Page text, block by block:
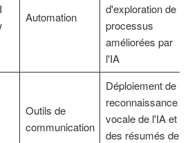
Automation
d'exploration de
processus
améliorées par
l'IA
Outils de
communication
Déploiement de la
reconnaissance
vocale de l'IA et
des résumés de